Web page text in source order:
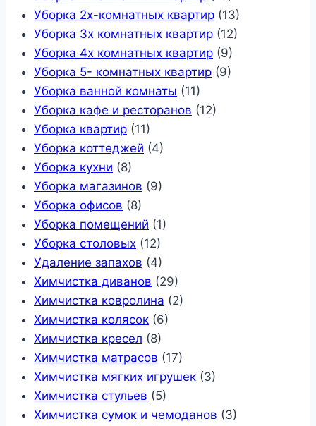
Уборка 2х-комнатных квартир (13)
Уборка 3х комнатных квартир (12)
Уборка 4х комнатных квартир (9)
Уборка 5- комнатных квартир (9)
Уборка ванной комнаты (11)
Уборка кафе и ресторанов (12)
Уборка квартир (11)
Уборка коттеджей (4)
Уборка кухни (8)
Уборка магазинов (9)
Уборка офисов (8)
Уборка помещений (1)
Уборка столовых (12)
Удаление запахов (4)
Химчистка диванов (29)
Химчистка ковролина (2)
Химчистка колясок (6)
Химчистка кресел (8)
Химчистка матрасов (17)
Химчистка мягких игрушек (3)
Химчистка стульев (5)
Химчистка сумок и чемоданов (3)